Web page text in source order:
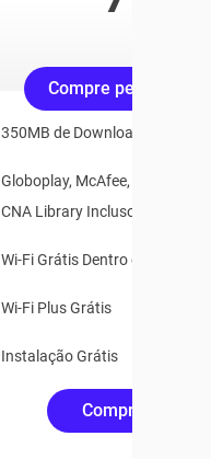
Compre pelo
350MB de Download e 35MB
Globoplay, McAfee, Claro
CNA Library Inclusos
Wi-Fi Grátis Dentro e Fora de
Wi-Fi Plus Grátis
Instalação Grátis
Compre Online